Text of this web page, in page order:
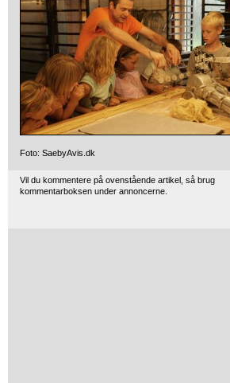
Foto: SaebyAvis.dk
Vil du kommentere på ovenstående artikel, så brug
kommentarboksen under annoncerne.